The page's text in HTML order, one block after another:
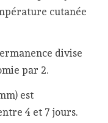
cutanée
divise
par 2.
est
4 et 7 jours.